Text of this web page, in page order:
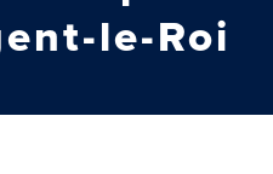
le-Roi